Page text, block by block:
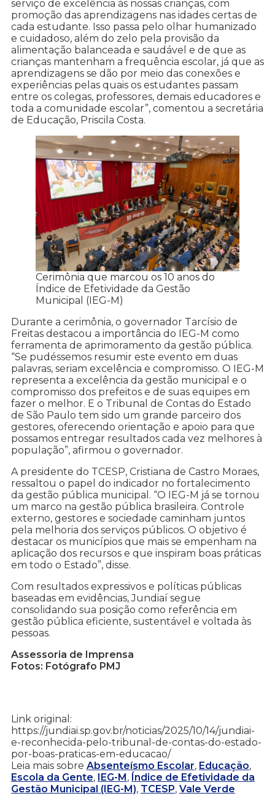
serviço de excelência às nossas crianças, com
promoção das aprendizagens nas idades certas de
cada estudante. Isso passa pelo olhar humanizado
e cuidadoso, além do zelo pela provisão da
alimentação balanceada e saudável e de que as
crianças mantenham a frequência escolar, já que as
aprendizagens se dão por meio das conexões e
experiências pelas quais os estudantes passam
entre os colegas, professores, demais educadores e
toda a comunidade escolar”, comentou a secretária
de Educação, Priscila Costa.
Cerimônia que marcou os 10 anos do
Índice de Efetividade da Gestão
Municipal (IEG-M)
Durante a cerimônia, o governador Tarcísio de
Freitas destacou a importância do IEG-M como
ferramenta de aprimoramento da gestão pública.
“Se pudéssemos resumir este evento em duas
palavras, seriam excelência e compromisso. O IEG-M
representa a excelência da gestão municipal e o
compromisso dos prefeitos e de suas equipes em
fazer o melhor. E o Tribunal de Contas do Estado
de São Paulo tem sido um grande parceiro dos
gestores, oferecendo orientação e apoio para que
possamos entregar resultados cada vez melhores à
população”, afirmou o governador.
A presidente do TCESP, Cristiana de Castro Moraes,
ressaltou o papel do indicador no fortalecimento
da gestão pública municipal. “O IEG-M já se tornou
um marco na gestão pública brasileira. Controle
externo, gestores e sociedade caminham juntos
pela melhoria dos serviços públicos. O objetivo é
destacar os municípios que mais se empenham na
aplicação dos recursos e que inspiram boas práticas
em todo o Estado”, disse.
Com resultados expressivos e políticas públicas
baseadas em evidências, Jundiaí segue
consolidando sua posição como referência em
gestão pública eficiente, sustentável e voltada às
pessoas.
Assessoria de Imprensa
Fotos: Fotógrafo PMJ
Link original:
https://jundiai.sp.gov.br/noticias/2025/10/14/jundiai-
e-reconhecida-pelo-tribunal-de-contas-do-estado-
por-boas-praticas-em-educacao/
Leia mais sobre Absenteísmo Escolar, Educação,
Escola da Gente, IEG-M, Índice de Efetividade da
Gestão Municipal (IEG-M), TCESP, Vale Verde